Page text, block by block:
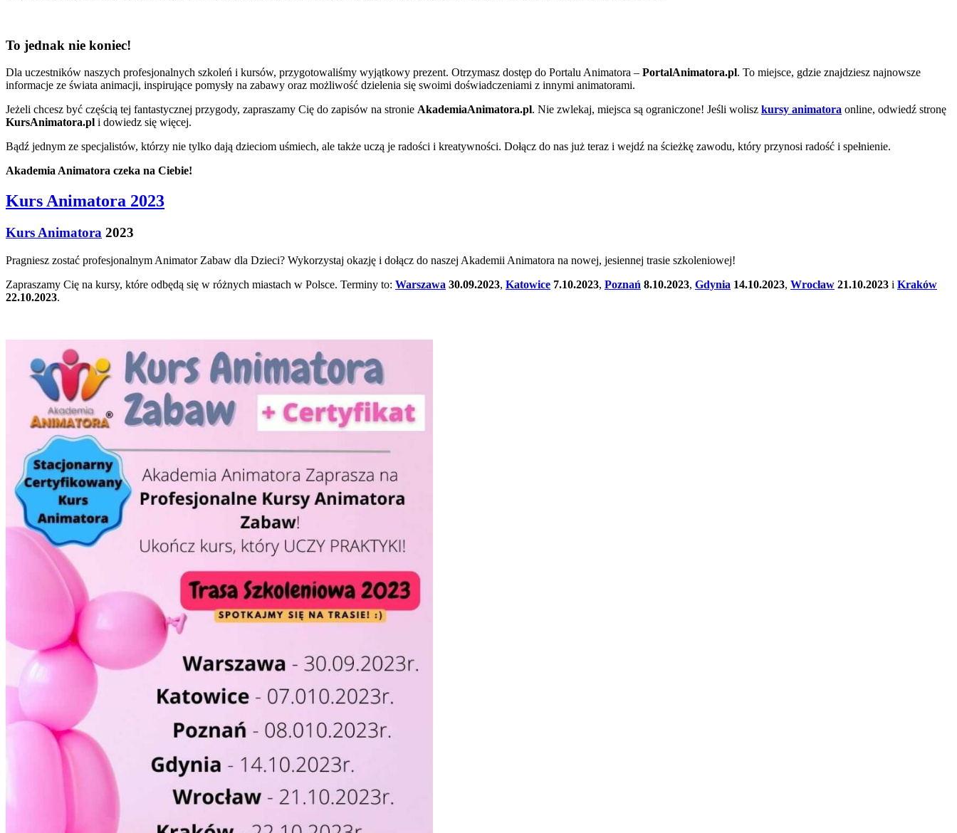
To jednak nie koniec!
Dla uczestników naszych profesjonalnych szkoleń i kursów, przygotowaliśmy wyjątkowy prezent. Otrzymasz dostęp do Portalu Animatora – PortalAnimatora.pl. To miejsce, gdzie znajdziesz najnowsze
informacje ze świata animacji, inspirujące pomysły na zabawy oraz możliwość dzielenia się swoimi doświadczeniami z innymi animatorami.
Jeżeli chcesz być częścią tej fantastycznej przygody, zapraszamy Cię do zapisów na stronie AkademiaAnimatora.pl. Nie zwlekaj, miejsca są ograniczone! Jeśli wolisz kursy animatora online, odwiedź stronę
KursAnimatora.pl i dowiedz się więcej.
Bądź jednym ze specjalistów, którzy nie tylko dają dzieciom uśmiech, ale także uczą je radości i kreatywności. Dołącz do nas już teraz i wejdź na ścieżkę zawodu, który przynosi radość i spełnienie.
Akademia Animatora czeka na Ciebie!
Kurs Animatora 2023
Kurs Animatora 2023
Pragniesz zostać profesjonalnym Animator Zabaw dla Dzieci? Wykorzystaj okazję i dołącz do naszej Akademii Animatora na nowej, jesiennej trasie szkoleniowej!
Zapraszamy Cię na kursy, które odbędą się w różnych miastach w Polsce. Terminy to: Warszawa 30.09.2023, Katowice 7.10.2023, Poznań 8.10.2023, Gdynia 14.10.2023, Wrocław 21.10.2023 i Kraków
22.10.2023.